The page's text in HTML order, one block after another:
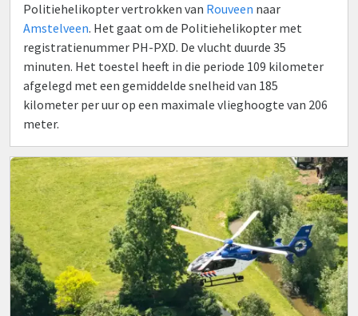
Politiehelikopter vertrokken van Rouveen naar
Amstelveen. Het gaat om de Politiehelikopter met
registratienummer PH-PXD. De vlucht duurde 35
minuten. Het toestel heeft in die periode 109 kilometer
afgelegd met een gemiddelde snelheid van 185
kilometer per uur op een maximale vlieghoogte van 206
meter.